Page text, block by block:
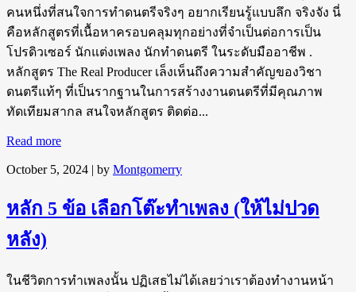
คนหนึ่งที่สนใจการทำดนตรีจริงๆ อยากเรียนรู้แบบลึก จริงจัง นี่
คือหลักสูตรที่เนื้อหาครอบคลุมทุกอย่างที่จำเป็นต่อการเป็น
โปรดิวเซอร์ นักแต่งเพลง นักทำดนตรี ในระดับมืออาชีพ .
หลักสูตร The Real Producer เล็งเห็นถึงความสำคัญของวิชา
ดนตรีแท้ๆ ที่เป็นรากฐานในการสร้างงานดนตรีที่มีคุณภาพ
ทัดเทียมสากล สนใจหลักสูตร ติดต่อ...
Read more
October 5, 2024 | by Montgomerry
หลัก 5 ข้อ เลือกโต๊ะทำเพลง (ให้ไม่ปวด
หลัง)
ในชีวิตการทำเพลงนั้น ปฏิเสธไม่ได้เลยว่าเราต้องทำงานหน้า